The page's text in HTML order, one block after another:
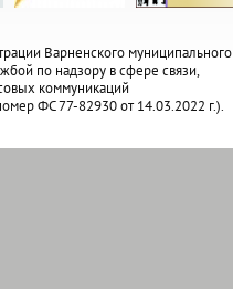
Варненского муниципального
по надзору в сфере связи,
коммуникаций
ФС 77-82930 от 14.03.2022 г.).